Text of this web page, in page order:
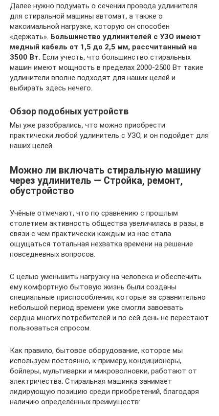
Далее нужно подумать о сечении провода удлинителя
для стиральной машины автомат, а также о
максимальной нагрузке, которую он способен
«держать». Большинство удлинителей с УЗО имеют
медный кабель от 1,5 до 2,5 мм, рассчитанный на
3500 Вт. Если учесть, что большинство стиральных
машин имеют мощность в пределах 2000-2500 Вт такие
удлинители вполне подходят для наших целей и
выбирать здесь нечего.
Обзор подобных устройств
Мы уже разобрались, что можно приобрести
практически любой удлинитель с УЗО, и он подойдет для
наших целей.
Можно ли включать стиральную машину
через удлинитель — Стройка, ремонт,
обустройство
Учёные отмечают, что по сравнению с прошлым
столетием активность общества увеличилась в разы, в
связи с чем практически каждым из нас стала
ощущаться тотальная нехватка времени на решение
повседневных вопросов.
С целью уменьшить нагрузку на человека и обеспечить
ему комфортную бытовую жизнь были созданы
специальные приспособления, которые за сравнительно
небольшой период времени уже смогли завоевать
сердца многих потребителей и по сей день не перестают
пользоваться спросом.
Как правило, бытовое оборудование, которое мы
используем постоянно, к примеру, кондиционеры,
бойлеры, мультиварки и микроволновки, работают от
электричества. Стиральная машинка занимает
лидирующую позицию среди приобретений, благодаря
наличию определённых преимуществ: